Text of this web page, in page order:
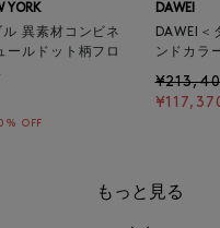
YORK
異素材コンビネ
ールドット柄フロ
OFF
DAWEI
DAWEI＜
ンドカラ
もっと見る